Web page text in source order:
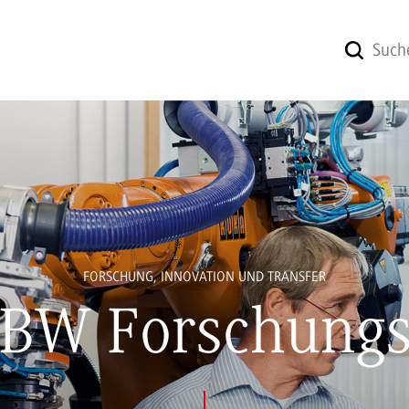
FORSCHUNG, INNOVATION UND TRANSFER